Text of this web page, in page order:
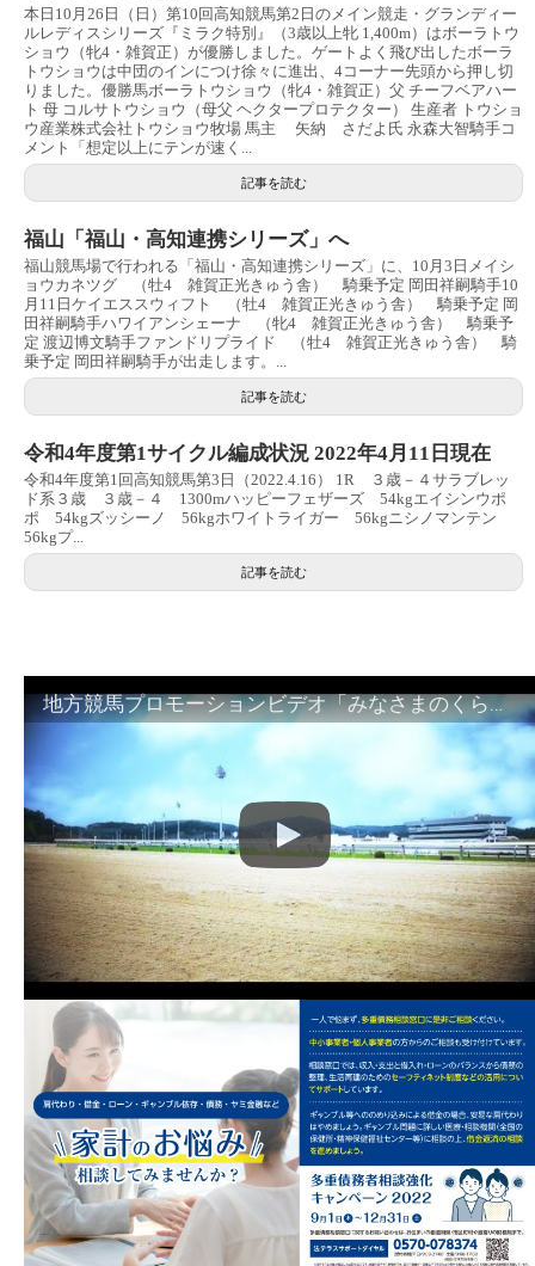
本日10月26日（日）第10回高知競馬第2日のメイン競走・グランディー
ルレディスシリーズ『ミラク特別』（3歳以上牝 1,400m）はボーラトウ
ショウ（牝4・雑賀正）が優勝しました。ゲートよく飛び出したボーラ
トウショウは中団のインにつけ徐々に進出、4コーナー先頭から押し切
りました。優勝馬ボーラトウショウ（牝4・雑賀正）父 チーフベアハー
ト 母 コルサトウショウ（母父 ヘクタープロテクター） 生産者 トウショ
ウ産業株式会社トウショウ牧場 馬主 矢納 さだよ氏 永森大智騎手コ
メント「想定以上にテンが速く...
記事を読む
福山「福山・高知連携シリーズ」へ
福山競馬場で行われる「福山・高知連携シリーズ」に、10月3日メイシ
ョウカネツグ （牡4 雑賀正光きゅう舎） 騎乗予定 岡田祥嗣騎手10
月11日ケイエススウィフト （牡4 雑賀正光きゅう舎） 騎乗予定 岡
田祥嗣騎手ハワイアンシェーナ （牝4 雑賀正光きゅう舎） 騎乗予
定 渡辺博文騎手ファンドリプライド （牡4 雑賀正光きゅう舎） 騎
乗予定 岡田祥嗣騎手が出走します。...
記事を読む
令和4年度第1サイクル編成状況 2022年4月11日現在
令和4年度第1回高知競馬第3日（2022.4.16） 1R ３歳－４サラブレッ
ド系３歳 ３歳－４ 1300mハッピーフェザーズ 54kgエイシンウポ
ポ 54kgズッシーノ 56kgホワイトライガー 56kgニシノマンテン
56kgプ...
記事を読む
地方競馬プロモーションビデオ「みなさまのくらしのために」30秒篇｜NAR公式